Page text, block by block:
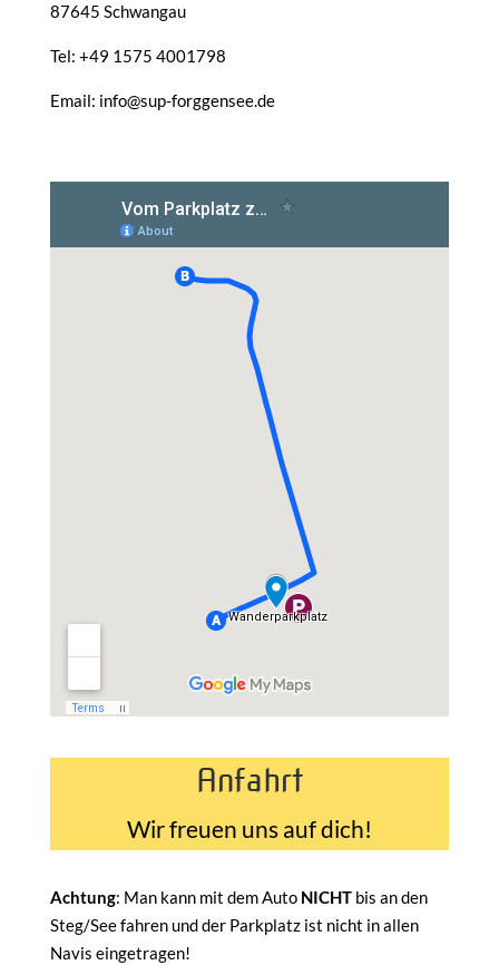
87645 Schwangau
Tel: +49 1575 4001798
Email: info@sup-forggensee.de
Anfahrt
Wir freuen uns auf dich!
Achtung: Man kann mit dem Auto NICHT bis an den
Steg/See fahren und der Parkplatz ist nicht in allen
Navis eingetragen!